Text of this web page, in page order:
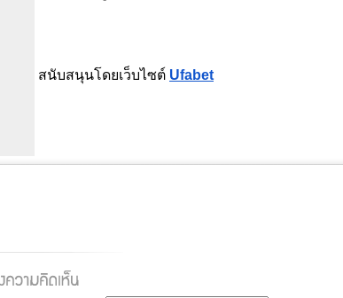
สนับสนุนโดยเว็บไซต์ Ufabet